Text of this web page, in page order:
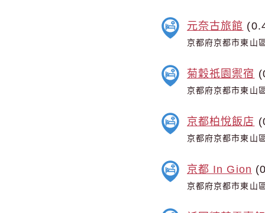
元奈古旅館
京都府京都市東山
菊穀祇園禦宿
京都府京都市東山
京都柏悅飯店
京都府京都市東山
京都 In Gion
京都府京都市東山